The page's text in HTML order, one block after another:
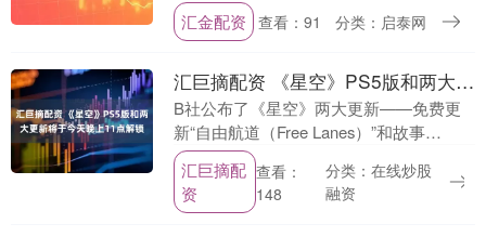
“粪块” 作为攻击手段，成功通关。 粪块本
身无法直接造成高额伤害，其核心机制....
汇金配资 查看：91 分类：启泰网
汇巨摘配资 《星空》PS5版和两大更新将于今天晚上11点解锁
B社公布了《星空》两大更新——免费更
新“自由航道（Free Lanes）”和故事
DLC“Terran Armada”以及PS5版解锁时
间：北京时间4月7日晚上1....
汇巨摘配
资
查看：
148
分类：在线炒股
融资